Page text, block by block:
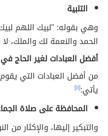
التلبية
وهي بقوله: "لبيك اللهم
الحمد والنعمة لك والملك،
أفضل العبادات لغير الحاج
من أفضل العبادات التي
يأتي:[١١]
المحافظة على صلاة
والتبكير إليها، والإكثار